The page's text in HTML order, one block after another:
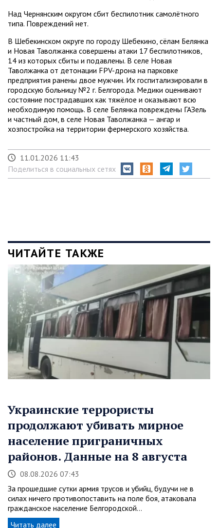
Над Чернянским округом сбит беспилотник самолётного
типа. Повреждений нет.
В Шебекинском округе по городу Шебекино, сёлам Белянка
и Новая Таволжанка совершены атаки 17 беспилотников,
14 из которых сбиты и подавлены. В селе Новая
Таволжанка от детонации FPV-дрона на парковке
предприятия ранены двое мужчин. Их госпитализировали в
городскую больницу №2 г. Белгорода. Медики оценивают
состояние пострадавших как тяжёлое и оказывают всю
необходимую помощь. В селе Белянка повреждены ГАЗель
и частный дом, в селе Новая Таволжанка — ангар и
хозпостройка на территории фермерского хозяйства.
11.01.2026 11:43
Поделиться в социальных сетях
ЧИТАЙТЕ ТАКЖЕ
Украинские террористы
продолжают убивать мирное
население приграничных
районов. Данные на 8 августа
08.08.2026 07:43
За прошедшие сутки армия трусов и убийц, будучи не в
силах ничего противопоставить на поле боя, атаковала
гражданское население Белгородской…
Читать далее